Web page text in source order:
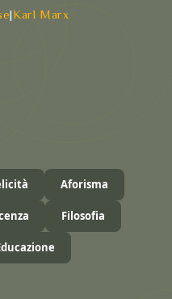
|Karl Marx
Aforisma
Filosofia